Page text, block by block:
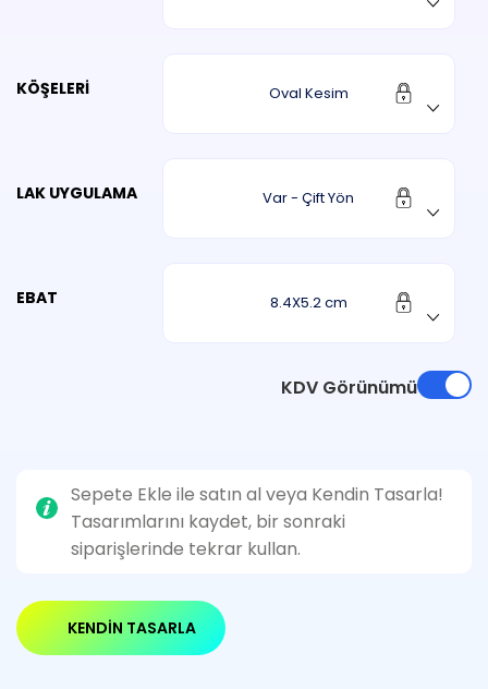
KÖŞELERI Oval Kesim
LAK UYGULAMA Var - Çift Yön
EBAT 8.4X5.2 cm
KDV Görünümü
Sepete Ekle ile satın al veya Kendin Tasarla!
Tasarımlarını kaydet, bir sonraki
siparişlerinde tekrar kullan.
KENDIN TASARLA